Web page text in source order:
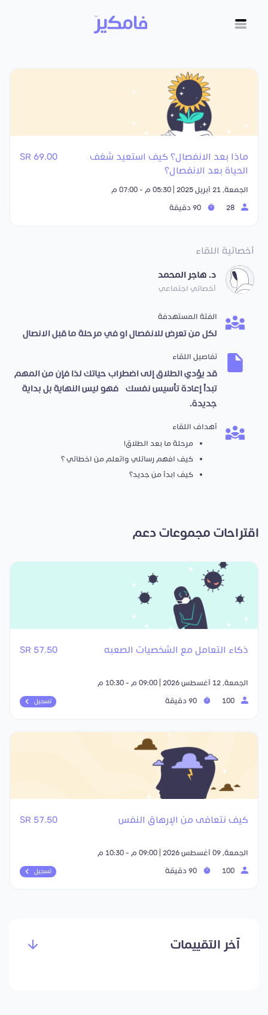
ماذا بعد الانفصال؟ كيف استعيد شغف
الحياة بعد الانفصال؟
69.00 SR
الجمعة, 21 أبريل 2025 | 05:30 م - 07:00 م
أخصائية اللقاء
د. هاجر المحمد
أخصائي اجتماعي
الفئة المستهدفة
لكل من تعرض للانفصال او في مرحلة ما قبل الانصال
تفاصيل اللقاء
قد يؤدي الطلاق إلى اضطراب حياتك لذا فإن من المهم
تبدأ إعادة تأسيس نفسك، فهو ليس النهاية بل بداية
جديدة.
أهداف اللقاء
مرحلة ما بعد الطلاق!
كيف افهم رسائلي واتعلم من اخطائي ؟
كيف ابدأ من جديد؟
اقتراحات مجموعات دعم
ذكاء التعامل مع الشخصيات الصعبه 57.50 SR
الجمعة, 12 أغسطس 2026 | 09:00 م - 10:30 م
تسجيل
كيف نتعافى من الإرهاق النفس 57.50 SR
الجمعة, 09 أغسطس 2026 | 09:00 م - 10:30 م
تسجيل
آخر التقييمات